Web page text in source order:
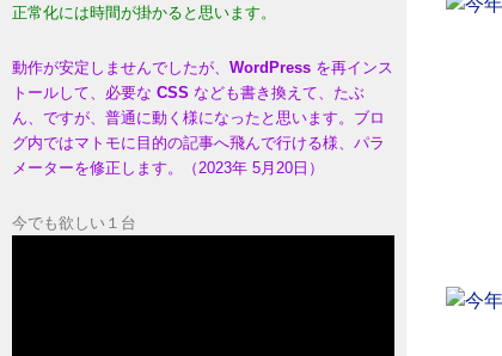
正常化には時間が掛かると思います。
動作が安定しませんでしたが、 WordPress を再インス
トールして、必要な CSS なども書き換えて、たぶ
ん、ですが、普通に動く様になったと思います。ブロ
グ内ではマトモに目的の記事へ飛んで行ける様、パラ
メーターを修正します。（2023年 5月20日）
今でも欲しい１台